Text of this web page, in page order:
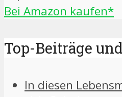
Bei Amazon kaufen*
Top-Beiträge
In diesen